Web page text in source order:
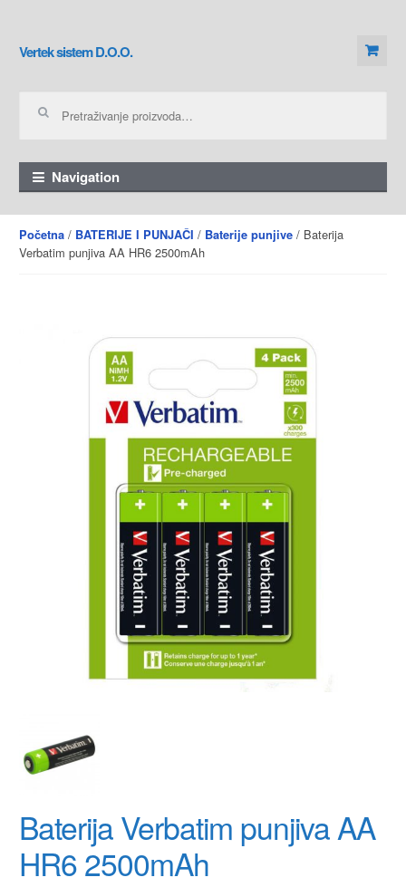
Skip to navigation
Skip to content
Vertek sistem D.O.O.
Navigation
Početna/ BATERIJE I PUNJAČI / Baterije punjive/ Baterija
Verbatim punjiva AA HR6 2500mAh
Baterija Verbatim punjiva AA
HR6 2500mAh